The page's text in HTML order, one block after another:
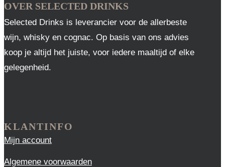
OVER SELECTED DRINKS
Selected Drinks is leverancier voor de allerbeste
wijn, whisky en cognac. Op basis van ons advies
koop je altijd het juiste, voor iedere maaltijd of elke
gelegenheid.
KLANTINFO
Mijn account
Algemene voorwaarden